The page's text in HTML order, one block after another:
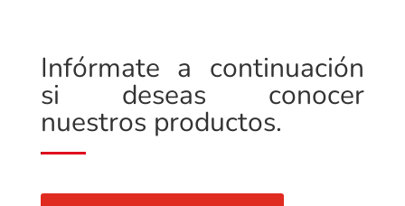
Infórmate a continuación
si deseas conocer
nuestros productos.